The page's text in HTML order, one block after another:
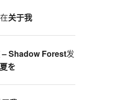
关于我
– Shadow Forest发
を